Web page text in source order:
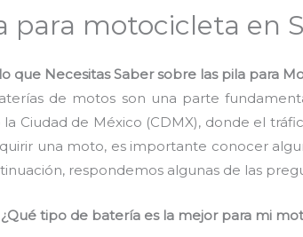
para motocicleta en
que Necesitas Saber sobre las pila para
de motos son una parte
Ciudad de México (CDMX), donde el
una moto, es importante conocer
respondemos algunas de las
¿Qué tipo de batería es la mejor para mi